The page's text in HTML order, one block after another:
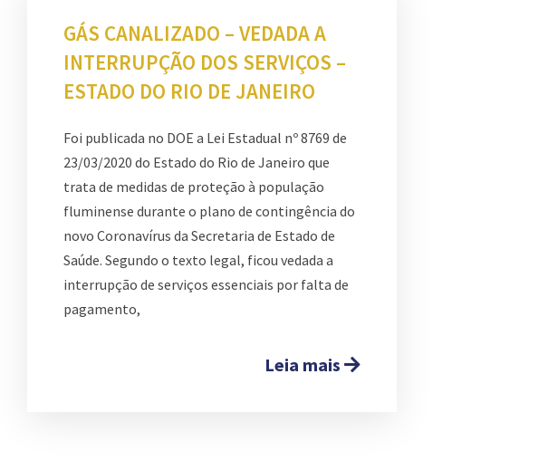
GÁS CANALIZADO – VEDADA A
INTERRUPÇÃO DOS SERVIÇOS –
ESTADO DO RIO DE JANEIRO
Foi publicada no DOE a Lei Estadual nº 8769 de
23/03/2020 do Estado do Rio de Janeiro que
trata de medidas de proteção à população
fluminense durante o plano de contingência do
novo Coronavírus da Secretaria de Estado de
Saúde. Segundo o texto legal, ficou vedada a
interrupção de serviços essenciais por falta de
pagamento,
Leia mais